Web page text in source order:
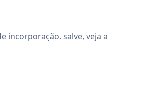
incorporação. salve, veja a